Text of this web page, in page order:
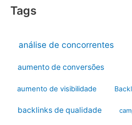
Tags
análise de concorrentes
aumento de conversões
aumento de visibilidade
backlinks de qualidade